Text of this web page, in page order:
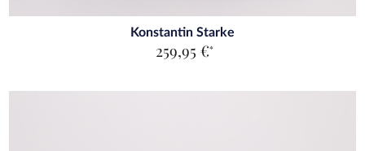
Konstantin Starke
259,95 €*